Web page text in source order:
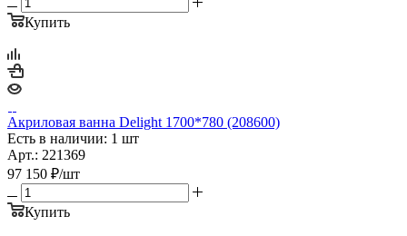
Купить
Акриловая ванна Delight 1700*780 (208600)
Есть в наличии: 1 шт
Арт.: 221369
97 150 ₽/шт
Купить